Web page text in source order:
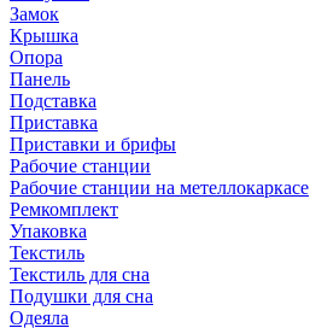
Замок
Крышка
Опора
Панель
Подставка
Приставка
Приставки и брифы
Рабочие станции
Рабочие станции на метеллокаркасе
Ремкомплект
Упаковка
Текстиль
Текстиль для сна
Подушки для сна
Одеяла